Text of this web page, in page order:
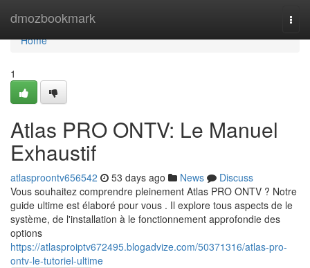
dmozbookmark
Home
Home
1
Atlas PRO ONTV: Le Manuel
Exhaustif
atlasproontv656542 53 days ago News
Discuss
Vous souhaitez comprendre pleinement Atlas PRO ONTV ? Notre
guide ultime est élaboré pour vous . Il explore tous aspects de le
système, de l'installation à le fonctionnement approfondie des
options
https://atlasproiptv672495.blogadvize.com/50371316/atlas-pro-
ontv-le-tutoriel-ultime